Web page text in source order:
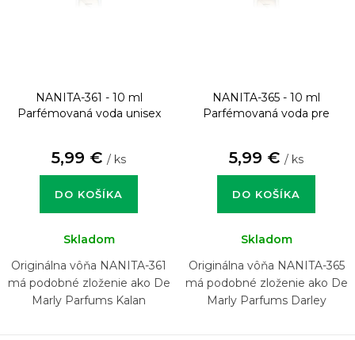
NANITA-361 - 10 ml
Parfémovaná voda unisex
5,99 € / ks
DO KOŠÍKA
Skladom
Originálna vôňa NANITA-361
má podobné zloženie ako De
Marly Parfums Kalan
NANITA-365 - 10 ml
Parfémovaná voda pre
5,99 € / ks
DO KOŠÍKA
Skladom
Originálna vôňa NANITA-365
má podobné zloženie ako De
Marly Parfums Darley